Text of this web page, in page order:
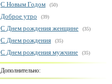
С Новым Годом
(50)
Доброе утро (39)
С Днем рождения женщине (35)
С Днем рождения (35)
С Днем рождения мужчине (35)
Дополнительно: